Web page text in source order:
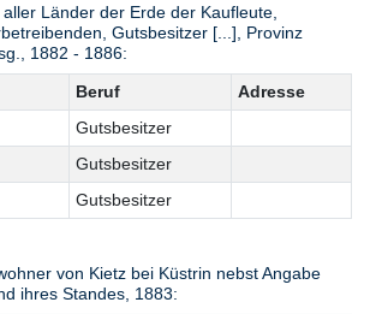
Länder der Erde der Kaufleute,
Gutsbesitzer [...], Provinz
1882 - 1886:
Beruf
Adresse
Gutsbesitzer
Gutsbesitzer
Gutsbesitzer
von Kietz bei Küstrin nebst Angabe
ihres Standes, 1883: